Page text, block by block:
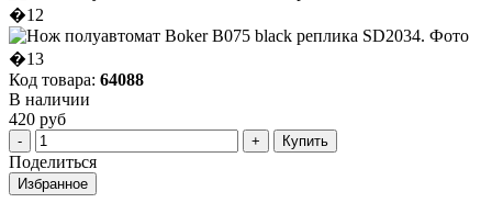
Код товара: 64088
В наличии
420 руб
Купить
Поделиться
Избранное